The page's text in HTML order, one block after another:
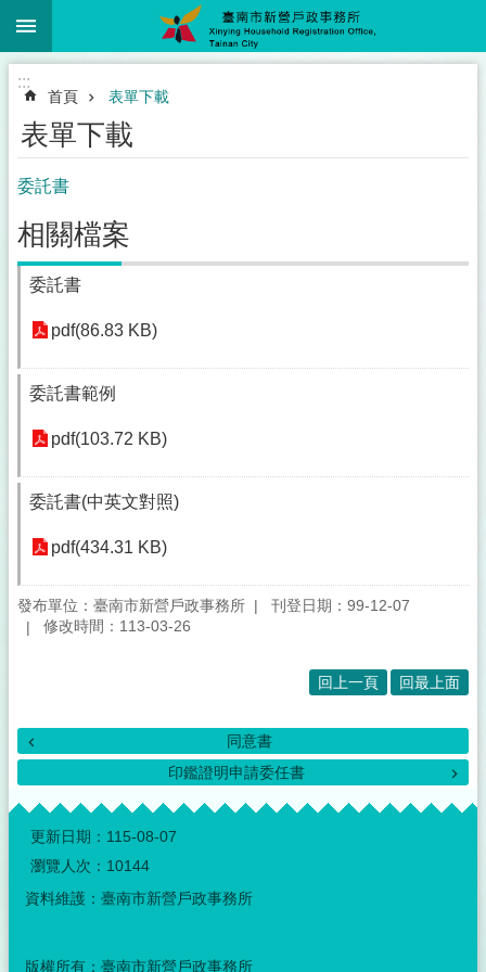
跳到主要內容區塊
:::
首頁 表單下載
表單下載
委託書
相關檔案
委託書
pdf(86.83 KB)
委託書範例
pdf(103.72 KB)
委託書(中英文對照)
pdf(434.31 KB)
發布單位：臺南市新營戶政事務所
刊登日期：99-12-07
修改時間：113-03-26
回上一頁 回最上面
同意書
印鑑證明申請委任書
:::
更新日期： 115-08-07
瀏覽人次： 10144
資料維護：臺南市新營戶政事務所
版權所有：臺南市新營戶政事務所